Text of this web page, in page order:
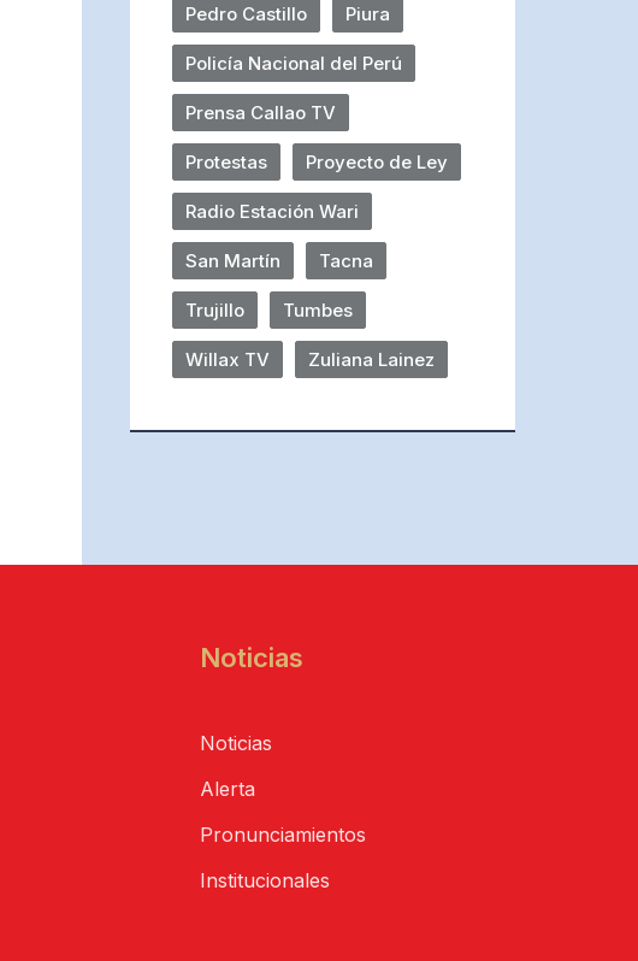
Pedro Castillo Piura
Policía Nacional del Perú
Prensa Callao TV
Protestas Proyecto de Ley
Radio Estación Wari
San Martín Tacna
Trujillo Tumbes
Willax TV Zuliana Lainez
Noticias
Noticias
Alerta
Pronunciamientos
Institucionales